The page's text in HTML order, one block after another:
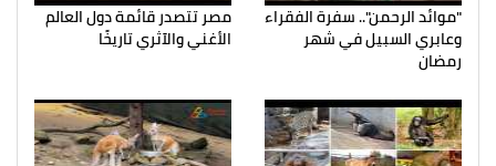
"موائد الرحمن".. سفرة الفقراء
وعابري السبيل في شهر
رمضان
مصر تتصدر قائمة دول العالم
الأغني والآثري تاريخًا